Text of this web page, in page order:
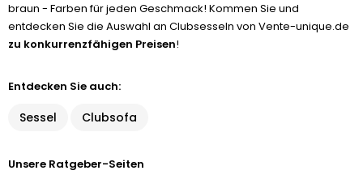
braun - Farben für jeden Geschmack! Kommen Sie und
entdecken Sie die Auswahl an Clubsesseln von Vente-unique.de
zu konkurrenzfähigen Preisen!
Entdecken Sie auch:
Sessel Clubsofa
Unsere Ratgeber-Seiten